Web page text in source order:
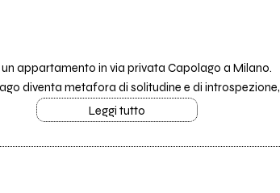
appartamento in via privata Capolago a Milano.
diventa metafora di solitudine e di introspezione,
Leggi tutto